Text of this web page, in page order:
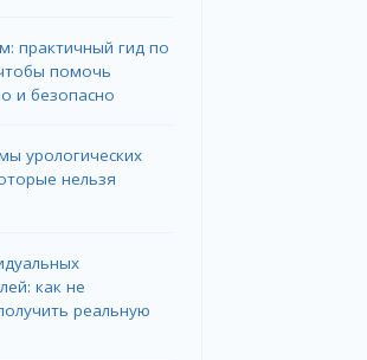
практичный гид по
помочь
и безопасно
урологических
нельзя
как не
реальную